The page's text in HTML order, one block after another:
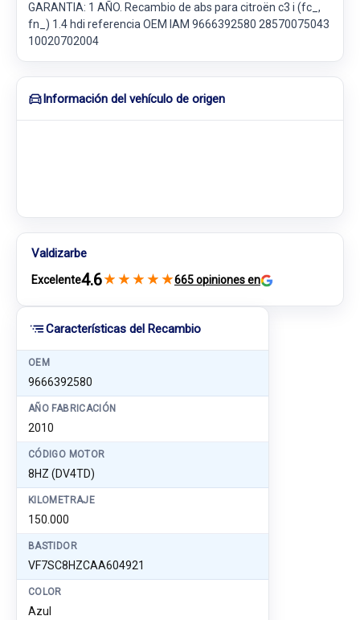
Características del Recambio
OEM
9666392580
AÑO FABRICACIÓN
2010
CÓDIGO MOTOR
8HZ (DV4TD)
KILOMETRAJE
150.000
BASTIDOR
VF7SC8HZCAA604921
COLOR
Azul
GARANTIA: 1 AÑO. Recambio de abs para citroën c3 i (fc_,
fn_) 1.4 hdi referencia OEM IAM 9666392580 28570075043
10020702004
Información del vehículo de origen
Valdizarbe
Excelente4.6★ ★ ★ ★ ★665 opiniones en